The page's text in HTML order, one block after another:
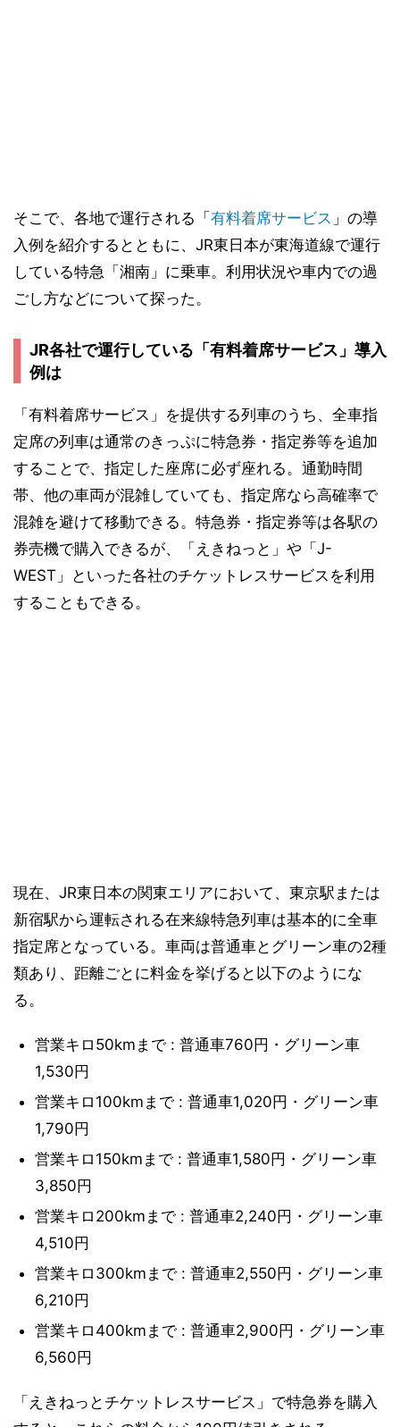
そこで、各地で運行される「有料着席サービス 」の導
入例を紹介するとともに、JR東日本が東海道線で運行
している特急「湘南」に乗車。利用状況や車内での過
ごし方などについて探った。
JR各社で運行している「有料着席サービス」導入
例は
「有料着席サービス」を提供する列車のうち、全車指
定席の列車は通常のきっぷに特急券・指定券等を追加
することで、指定した座席に必ず座れる。通勤時間
帯、他の車両が混雑していても、指定席なら高確率で
混雑を避けて移動できる。特急券・指定券等は各駅の
券売機で購入できるが、「えきねっと」や「J-
WEST」といった各社のチケットレスサービスを利用
することもできる。
現在、JR東日本の関東エリアにおいて、東京駅または
新宿駅から運転される在来線特急列車は基本的に全車
指定席となっている。車両は普通車とグリーン車の2種
類あり、距離ごとに料金を挙げると以下のようにな
る。
営業キロ50kmまで : 普通車760円・グリーン車
1,530円
営業キロ100kmまで : 普通車1,020円・グリーン車
1,790円
営業キロ150kmまで : 普通車1,580円・グリーン車
3,850円
営業キロ200kmまで : 普通車2,240円・グリーン車
4,510円
営業キロ300kmまで : 普通車2,550円・グリーン車
6,210円
営業キロ400kmまで : 普通車2,900円・グリーン車
6,560円
「えきねっとチケットレスサービス」で特急券を購入